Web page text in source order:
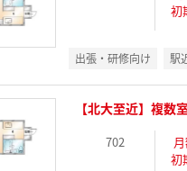
初
出張・研修向け 駅
【北大至近】複
702
初